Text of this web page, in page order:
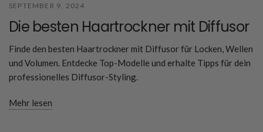
SEPTEMBER 9, 2024
Die besten Haartrockner mit Diffusor
Finde den besten Haartrockner mit Diffusor für Locken, Wellen
und Volumen. Entdecke Top-Modelle und erhalte Tipps für dein
professionelles Diffusor-Styling.
Mehr lesen